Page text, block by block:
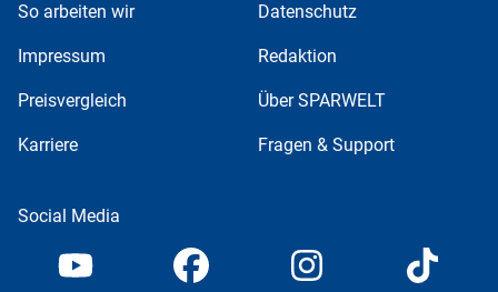
So arbeiten wir Datenschutz
Impressum Redaktion
Preisvergleich Über SPARWELT
Karriere Fragen & Support
Social Media